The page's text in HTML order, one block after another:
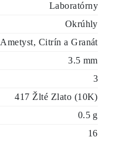
Laboratórny
Okrúhly
Ametyst, Citrín a Granát
3.5 mm
3
417 Žlté Zlato (10K)
0.5 g
16